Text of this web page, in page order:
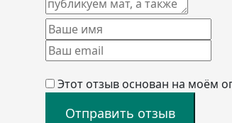
Этот отзыв основан на моём
Отправить отзыв